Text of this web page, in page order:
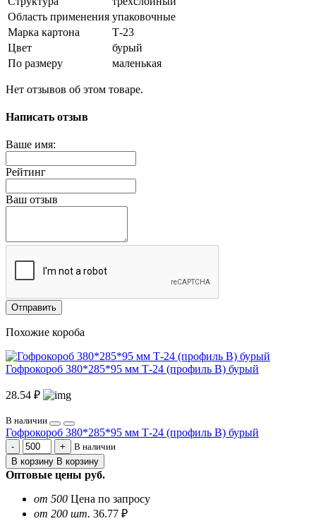
Область применения упаковочные
Марка картона
Т-23
Цвет
бурый
По размеру
маленькая
Нет отзывов об этом товаре.
Написать отзыв
Ваше имя:
Рейтинг
Ваш отзыв
Отправить
Похожие короба
Гофрокороб 380*285*95 мм Т-24 (профиль B) бурый
28.54 ₽
В наличии
Гофрокороб 380*285*95 мм Т-24 (профиль B) бурый
В наличии
В корзину В корзину
Оптовые цены руб.
от 500 Цена по запросу
от 200 шт. 36.77 ₽